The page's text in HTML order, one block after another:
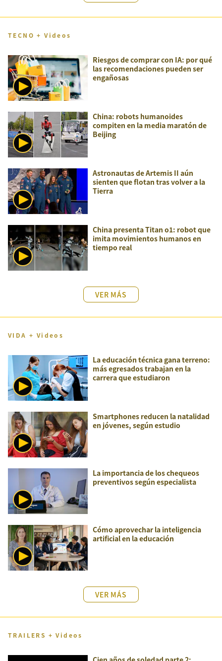
TECNO + Videos
Riesgos de comprar con IA: por qué
las recomendaciones pueden ser
engañosas
China: robots humanoides
compiten en la media maratón de
Beijing
Astronautas de Artemis II aún
sienten que flotan tras volver a la
Tierra
China presenta Titan o1: robot que
imita movimientos humanos en
tiempo real
VER MÁS
VIDA + Videos
La educación técnica gana terreno:
más egresados trabajan en la
carrera que estudiaron
Smartphones reducen la natalidad
en jóvenes, según estudio
La importancia de los chequeos
preventivos según especialista
Cómo aprovechar la inteligencia
artificial en la educación
VER MÁS
TRAILERS + Videos